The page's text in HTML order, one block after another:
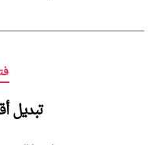
تبديل أقفال